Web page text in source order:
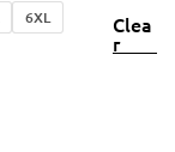
6XL
Clea
r